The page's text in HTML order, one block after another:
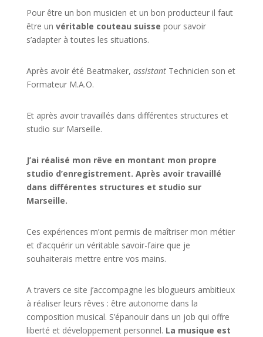
Pour être un bon musicien et un bon producteur il faut
être un véritable couteau suisse pour savoir
s’adapter à toutes les situations.
Après avoir été Beatmaker, assistant Technicien son et
Formateur M.A.O.
Et après avoir travaillés dans différentes structures et
studio sur Marseille.
J’ai réalisé mon rêve en montant mon propre
studio d’enregistrement. Après avoir travaillé
dans différentes structures et studio sur
Marseille.
Ces expériences m’ont permis de maîtriser mon métier
et d’acquérir un véritable savoir-faire que je
souhaiterais mettre entre vos mains.
A travers ce site j’accompagne les blogueurs ambitieux
à réaliser leurs rêves : être autonome dans la
composition musical. S’épanouir dans un job qui offre
liberté et développement personnel. La musique est